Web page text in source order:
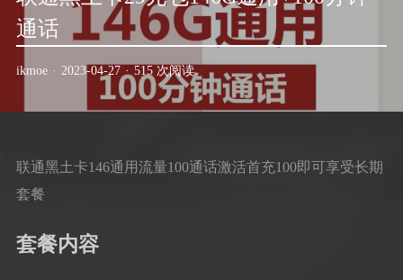
通话
ikmoe · 2023-04-27 · 515 次阅读
联通黑土卡146通用流量100通话激活首充100即可享受长期
套餐
套餐内容